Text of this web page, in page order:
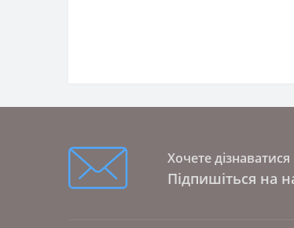
Хочете
Підпишіться на